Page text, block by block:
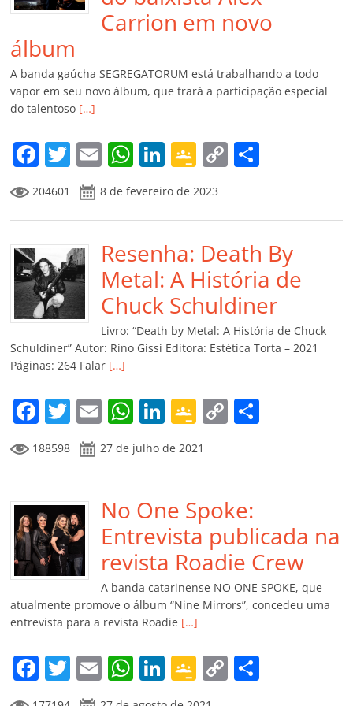
Carrion em novo
álbum
A banda gaúcha SEGREGATORUM está trabalhando a todo
vapor em seu novo álbum, que trará a participação especial
do talentoso […]
F
a
c
e
b
o
o
k
T
w
itt
er
E
m
ai
l
W
at
s
A
p
p
Li
k
e
dI
n
G
o
o
gl
e
Cl
a
ss
ro
m
C
y
Li
n
k
p
ar
til
h
ar
204601 8 de fevereiro de 2023
Resenha: Death By
Metal: A História de
Chuck Schuldiner
Livro: “Death by Metal: A História de Chuck
Schuldiner” Autor: Rino Gissi Editora: Estética Torta – 2021
Páginas: 264 Falar […]
F
a
c
e
b
o
o
k
T
w
itt
er
E
m
ai
l
W
h
at
s
A
p
p
Li
n
k
e
dI
n
G
o
o
gl
e
Cl
a
ss
ro
o
m
C
y
Li
n
k
p
til
h
ar
188598 27 de julho de 2021
No One Spoke:
Entrevista publicada na
revista Roadie Crew
A banda catarinense NO ONE SPOKE, que
atualmente promove o álbum “Nine Mirrors”, concedeu uma
entrevista para a revista Roadie […]
F
a
T
w
E
m
W Li
n
G
o
C